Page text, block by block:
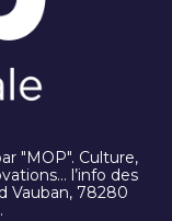
"MOP". Culture,
l’info des
Vauban, 78280